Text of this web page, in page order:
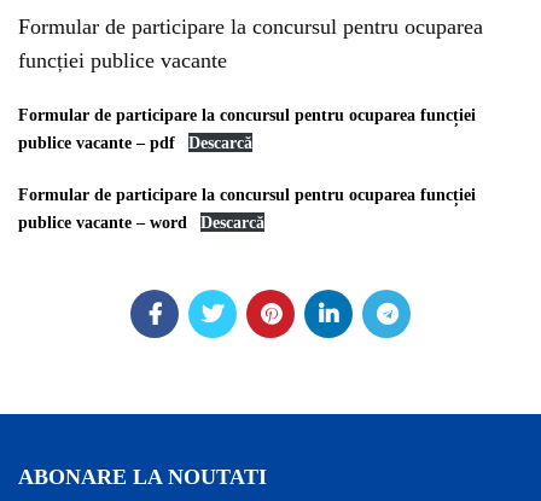
Formular de participare la concursul pentru ocuparea
funcției publice vacante
Formular de participare la concursul pentru ocuparea funcției
publice vacante – pdf
Descarcă
Formular de participare la concursul pentru ocuparea funcției
publice vacante – word
Descarcă
ABONARE LA NOUTATI